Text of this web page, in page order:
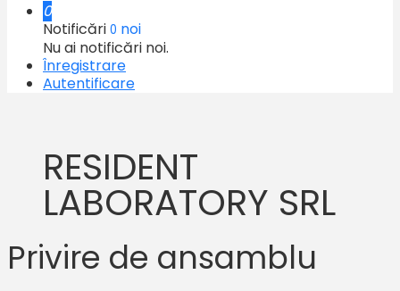
0
Notificări 0 noi
Nu ai notificări noi.
Înregistrare
Autentificare
RESIDENT
LABORATORY SRL
Privire de ansamblu